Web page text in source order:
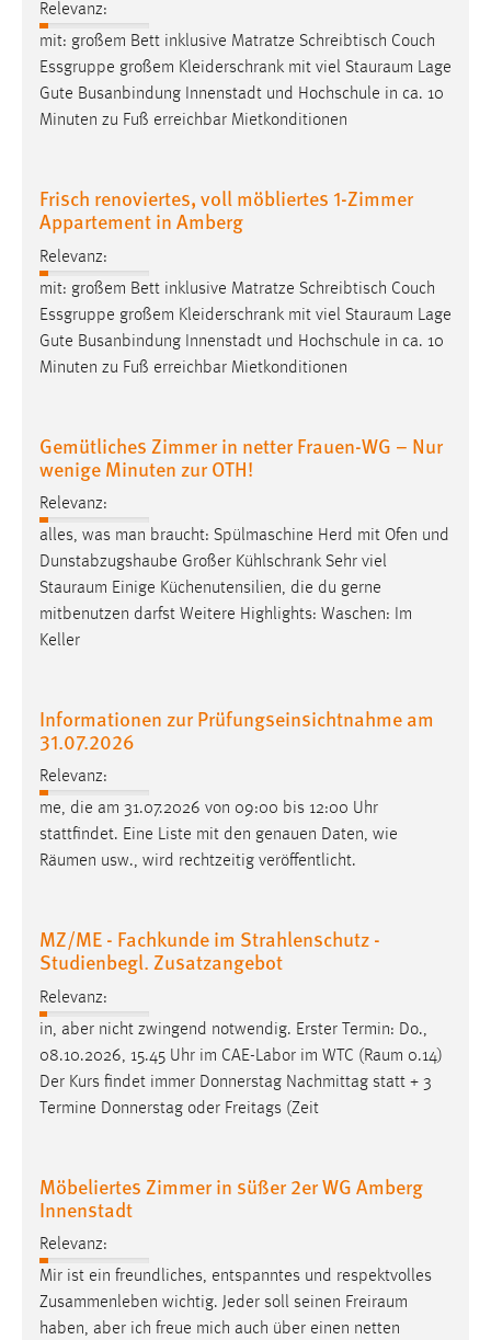
Relevanz:
mit: großem Bett inklusive Matratze Schreibtisch Couch
Essgruppe großem Kleiderschrank mit viel Stauraum Lage
Gute Busanbindung Innenstadt und Hochschule in ca. 10
Minuten zu Fuß erreichbar Mietkonditionen
Frisch renoviertes, voll möbliertes 1-Zimmer
Appartement in Amberg
Relevanz:
mit: großem Bett inklusive Matratze Schreibtisch Couch
Essgruppe großem Kleiderschrank mit viel Stauraum Lage
Gute Busanbindung Innenstadt und Hochschule in ca. 10
Minuten zu Fuß erreichbar Mietkonditionen
Gemütliches Zimmer in netter Frauen-WG – Nur
wenige Minuten zur OTH!
Relevanz:
alles, was man braucht: Spülmaschine Herd mit Ofen und
Dunstabzugshaube Großer Kühlschrank Sehr viel
Stauraum Einige Küchenutensilien, die du gerne
mitbenutzen darfst Weitere Highlights: Waschen: Im
Keller
Informationen zur Prüfungseinsichtnahme am
31.07.2026
Relevanz:
me, die am 31.07.2026 von 09:00 bis 12:00 Uhr
stattfindet. Eine Liste mit den genauen Daten, wie
Räumen usw., wird rechtzeitig veröffentlicht.
MZ/ME - Fachkunde im Strahlenschutz -
Studienbegl. Zusatzangebot
Relevanz:
in, aber nicht zwingend notwendig. Erster Termin: Do.,
08.10.2026, 15.45 Uhr im CAE-Labor im WTC (Raum 0.14)
Der Kurs findet immer Donnerstag Nachmittag statt + 3
Termine Donnerstag oder Freitags (Zeit
Möbeliertes Zimmer in süßer 2er WG Amberg
Innenstadt
Relevanz:
Mir ist ein freundliches, entspanntes und respektvolles
Zusammenleben wichtig. Jeder soll seinen Freiraum
haben, aber ich freue mich auch über einen netten